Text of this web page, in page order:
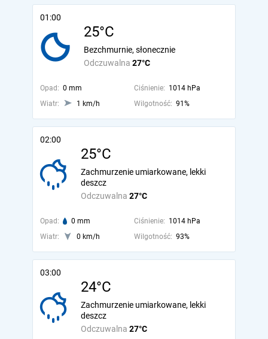
01:00
25°C
Odczuwalna 27°C
Bezchmurnie, słonecznie
Opad: 0 mm Ciśnienie: 1014 hPa
Wiatr:
1 km/h Wilgotność: 91%
02:00
25°C
Odczuwalna 27°C
Zachmurzenie umiarkowane, lekki
deszcz
Opad: 0 mm Ciśnienie: 1014 hPa
Wiatr:
0 km/h Wilgotność: 93%
03:00
24°C
Odczuwalna 27°C
Zachmurzenie umiarkowane, lekki
deszcz